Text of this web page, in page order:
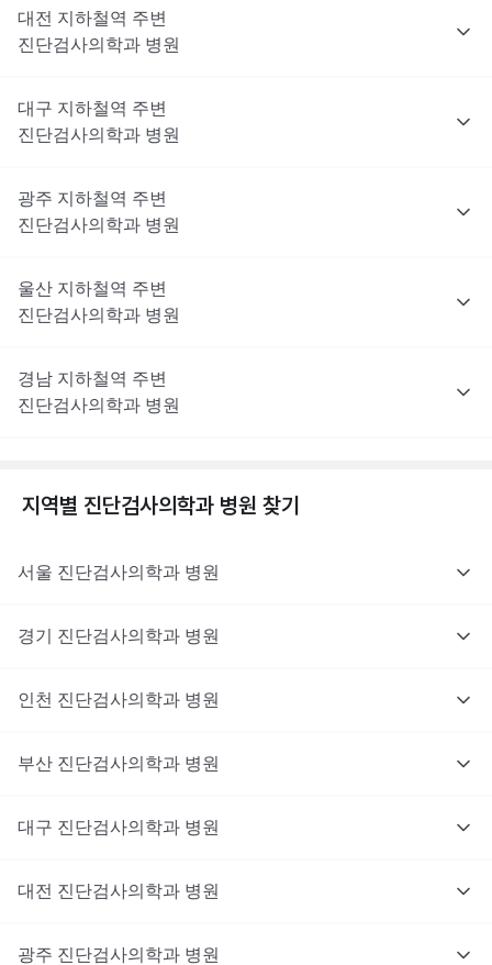
대전 지하철역 주변
진단검사의학과 병원
대구 지하철역 주변
진단검사의학과 병원
광주 지하철역 주변
진단검사의학과 병원
울산 지하철역 주변
진단검사의학과 병원
경남 지하철역 주변
진단검사의학과 병원
지역별 진단검사의학과 병원 찾기
서울 진단검사의학과 병원
경기 진단검사의학과 병원
인천 진단검사의학과 병원
부산 진단검사의학과 병원
대구 진단검사의학과 병원
대전 진단검사의학과 병원
광주 진단검사의학과 병원